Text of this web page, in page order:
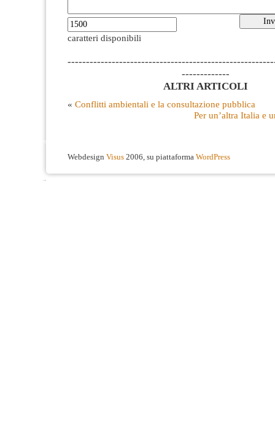
caratteri disponibili
-------------
ALTRI ARTICOLI
« Conflitti ambientali e la consultazione pubblica
Per un’altra Italia e
Webdesign Visus 2006, su piattaforma WordPress